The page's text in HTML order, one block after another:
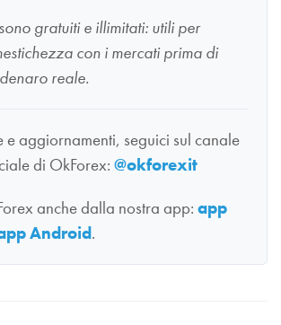
gratuiti e illimitati: utili per
con i mercati prima di
reale.
e aggiornamenti, seguici sul canale
di OkForex: @okforexit
anche dalla nostra app: app
Android.